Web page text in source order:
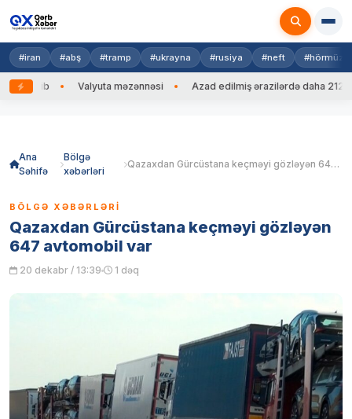
#iran #abş #tramp #ukrayna #rusiya #neft #hörmüz
edib Valyuta məzənnəsi Azad edilmiş ərazilərdə daha 212
Ana
Səhifə
Bölgə
xəbərləri
Qazaxdan Gürcüstana keçməyi gözləyən 647 avtomobil var
BÖLGƏ XƏBƏRLƏRI
Qazaxdan Gürcüstana keçməyi gözləyən
647 avtomobil var
20 dekabr / 13:39 1 dəq